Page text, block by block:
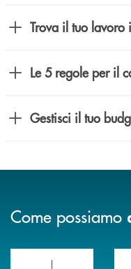
Trova il tuo lavoro
Le 5 regole per il
Gestisci il tuo
Come possiamo
Scopri le funzionalità della